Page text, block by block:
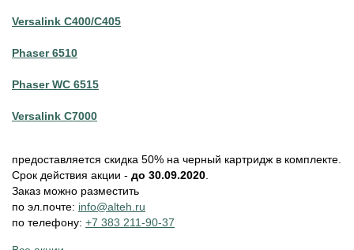
Versalink C400/C405
Phaser 6510
Phaser WC 6515
Versalink C7000
предоставляется скидка 50% на черный картридж в комплекте.
Срок действия акции - до 30.09.2020
Заказ можно разместить
по эл.почте: info@alteh.ru
по телефону: +7 383 211-90-37